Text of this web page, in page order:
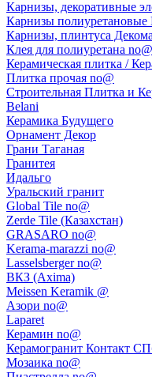
Карнизы, декоративные
Карнизы
Карнизы, плинтуса
Клея для полиуретана no@
Керамическая плитка /
Плитка прочая no@
Строительная Плитка и
Belani
Керамика Будущего
Орнамент Декор
Грани Таганая
Гранитея
Идальго
Уральский гранит
Global Tile no@
Zerde Tile (Казахстан)
GRASARO no@
Kerama-marazzi no@
Lasselsberger no@
ВКЗ (Axima)
Meissen Keramik @
Азори no@
Laparet
Керамин no@
Керамогранит Контакт
Мозаика no@